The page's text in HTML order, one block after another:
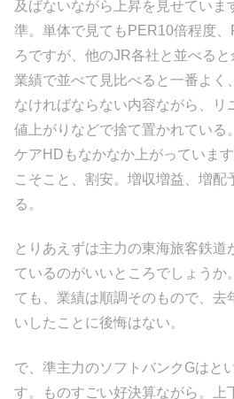
及ばないながら上昇を見せていま
準。単体で見てもPER10倍程度
ろですが、他のJR各社と並べると
業績で並べて見比べると一番よく
なければならない内容ながら、リ
値上がりなどで捨て置かれている
ケアHDもなかなか上がっていま
こそこと、割安。増収増益、増配
る。
とりあえずは主力の東海旅客鉄道
ているのがいいところでしょうか
ても、業績は順調そのもので、去
いしたことに後悔はない。
で、準主力のソフトバンクGはと
す。ものすごい好決算ながら。上